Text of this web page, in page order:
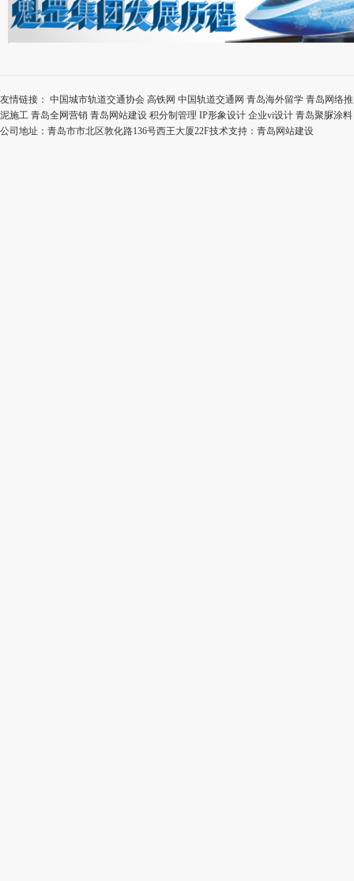
友情链接： 中国城市轨道交通协会 高铁网 中国轨道交通网 青岛海外留学 青岛网络
泥施工 青岛全网营销 青岛网站建设 积分制管理 IP形象设计 企业vi设计 青岛聚脲涂料
公司地址：青岛市市北区敦化路136号西王大厦22F技术支持： 青岛网站建设